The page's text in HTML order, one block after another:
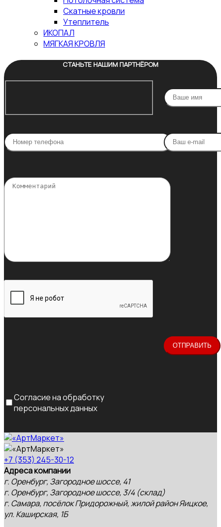
Скатные кровли
Утеплитель
ИКОПАЛ
МЯГКАЯ КРОВЛЯ
СТАНЬТЕ НАШИМ ПАРТНЁРОМ
Согласие на обработку
персональных данных
+7 (353) 245-30-12
Адреса компании
г. Оренбург, Загородное шоссе, 41
г. Оренбург, Загородное шоссе, 3/4 (склад)
г. Самара, посёлок Придорожный, жилой район Яицкое,
ул. Каширская, 1Б